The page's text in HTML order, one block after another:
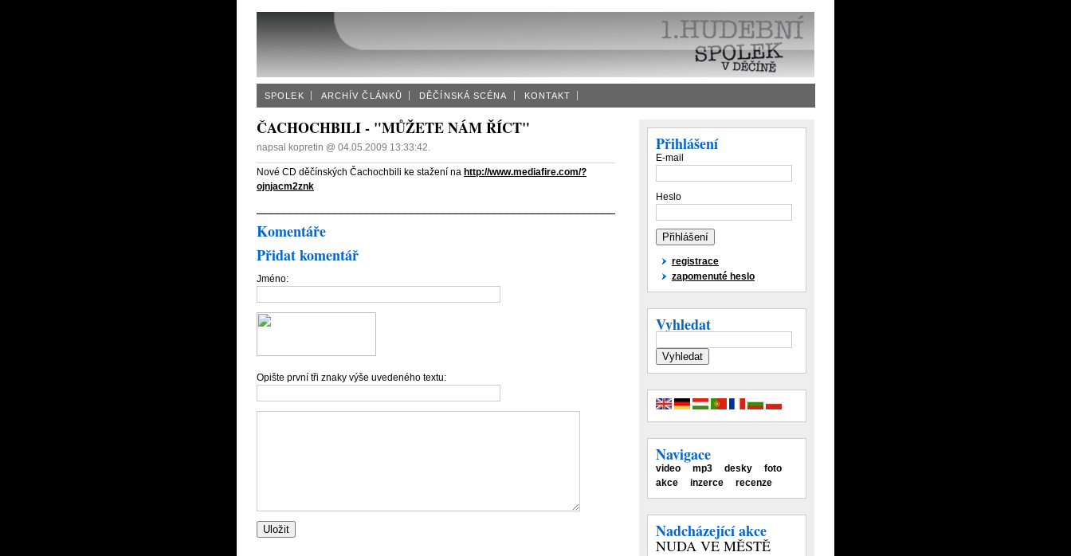
SPOLEK ARCHÍV ČLÁNKŮ DĚČÍNSKÁ SCÉNA KONTAKT
ČACHOCHBILI - "MŮŽETE NÁM ŘÍCT"
napsal kopretin @ 04.05.2009 13:33:42.
Nové CD děčínských Čachochbili ke stažení na http://www.mediafire.com/?
ojnjacm2znk
Komentáře
Přidat komentář
Jméno:
Opište první tři znaky výše uvedeného textu:
Přihlášení
E-mail
Heslo
registrace
zapomenuté heslo
Vyhledat
Navigace
video mp3 desky
foto
akce
inzerce recenze
Nadcházející akce
NUDA VE MĚSTĚ